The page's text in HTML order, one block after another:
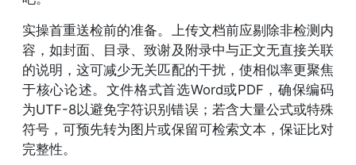
实操首重送检前的准备。上传文档前应剔除非检测内
容，如封面、目录、致谢及附录中与正文无直接关联
的说明，这可减少无关匹配的干扰，使相似率更聚焦
于核心论述。文件格式首选Word或PDF，确保编码
为UTF-8以避免字符识别错误；若含大量公式或特殊
符号，可预先转为图片或保留可检索文本，保证比对
完整性。